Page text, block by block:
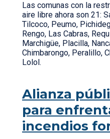
Las comunas con la
aire libre ahora son 21:
Tilcoco, Peumo,
Rengo, Las Cabras,
Marchigüe, Placilla,
Chimbarongo, Peralillo,
Lolol.
Alianza
para
incendios